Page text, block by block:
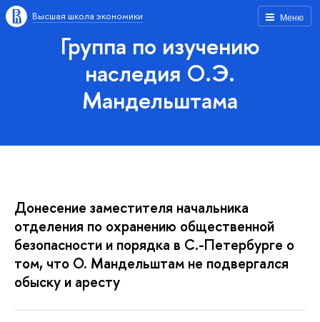
Меню
Высшая школа экономики
Группа по изучению
наследия О.Э.
Мандельштама
Донесение заместителя начальника
отделения по охранению общественной
безопасности и порядка в С.-Петербурге о
том, что О. Мандельштам не подвергался
обыску и аресту